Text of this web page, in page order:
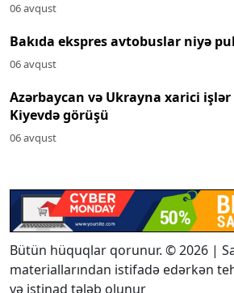
06 avqust
Bakıda ekspres avtobuslar niyə
06 avqust
Azərbaycan və Ukrayna xarici
Kiyevdə görüşü
06 avqust
Bütün hüquqlar qorunur. © 2026 |
materiallarından istifadə edərkən
və istinad tələb olunur